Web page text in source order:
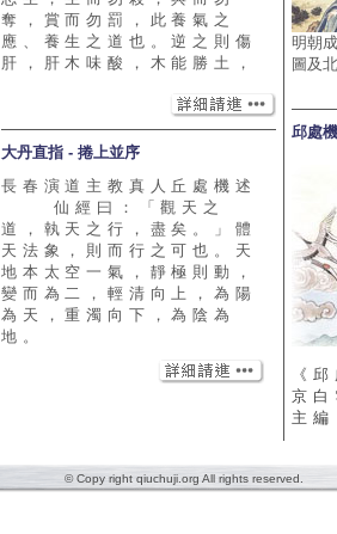
奪，賞而勿罰，此養氣之
應、養生之道也。逆之則傷
肝，肝木味酸，木能勝土，
大丹直指 - 捲上並序
長春演道主教真人丘處機述
仙經曰：「觀天之
道，執天之行，盡矣。」體
天法象，則而行之可也。天
地本太空一氣，靜極則動，
變而為二，輕清向上，為陽
為天，重濁向下，為陰為
地。
明朝
圖及
邱處
《
京
主
© Copy right qiuchuji.org All rights reserved.